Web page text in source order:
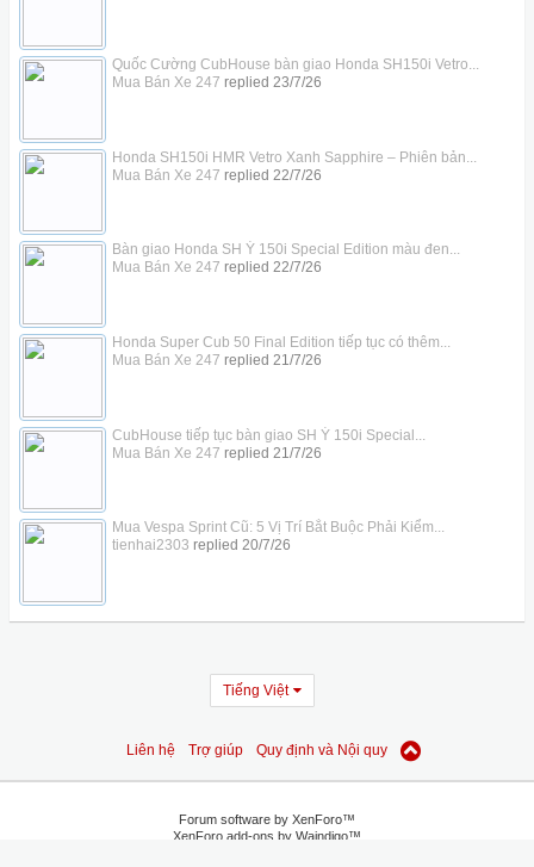
Quốc Cường CubHouse bàn giao Honda SH150i Vetro...
Mua Bán Xe 247 replied 23/7/26
Honda SH150i HMR Vetro Xanh Sapphire – Phiên bản...
Mua Bán Xe 247 replied 22/7/26
Bàn giao Honda SH Ý 150i Special Edition màu đen...
Mua Bán Xe 247 replied 22/7/26
Honda Super Cub 50 Final Edition tiếp tục có thêm...
Mua Bán Xe 247 replied 21/7/26
CubHouse tiếp tục bàn giao SH Ý 150i Special...
Mua Bán Xe 247 replied 21/7/26
Mua Vespa Sprint Cũ: 5 Vị Trí Bắt Buộc Phải Kiểm...
tienhai2303 replied 20/7/26
Tiếng Việt
Liên hệ Trợ giúp Quy định và Nội quy
Forum software by XenForo™
XenForo add-ons by Waindigo™